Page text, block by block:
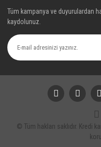
Tüm kampanya ve duyurulardan
kaydolunuz.
© Tüm hakları saklıdır. Kredi